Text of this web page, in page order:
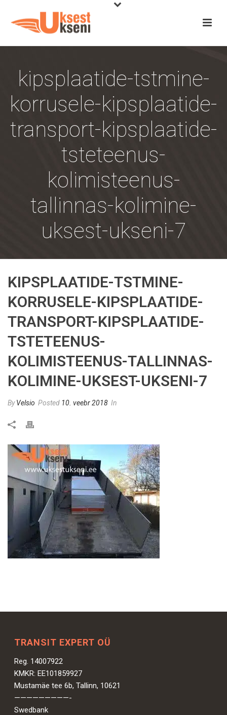
kipsplaatide-tstmine-
korrusele-kipsplaatide-
transport-kipsplaatide-
tsteteenus-
kolimisteenus-
tallinnas-kolimine-
uksest-ukseni-7
KIPSPLAATIDE-TSTMINE-
KORRUSELE-KIPSPLAATIDE-
TRANSPORT-KIPSPLAATIDE-
TSTETEENUS-
KOLIMISTEENUS-TALLINNAS-
KOLIMINE-UKSEST-UKSENI-7
ByVelsio Posted 10. veebr 2018 In
TRANSIT EXPERT OÜ
Reg. 14007922
KMKR: EE101859927
Mustamäe tee 6b, Tallinn, 10621
—————————-
Swedbank